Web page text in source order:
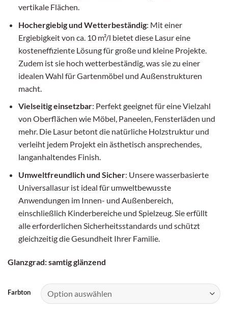
vertikale Flächen.
Hochergiebig und Wetterbeständig: Mit einer
Ergiebigkeit von ca. 10 m²/l bietet diese Lasur eine
kosteneffiziente Lösung für große und kleine Projekte.
Zudem ist sie hoch wetterbeständig, was sie zu einer
idealen Wahl für Gartenmöbel und Außenstrukturen
macht.
Vielseitig einsetzbar: Perfekt geeignet für eine Vielzahl
von Oberflächen wie Möbel, Paneelen, Fensterläden und
mehr. Die Lasur betont die natürliche Holzstruktur und
verleiht jedem Projekt ein ästhetisch ansprechendes,
langanhaltendes Finish.
Umweltfreundlich und Sicher: Unsere wasserbasierte
Universallasur ist ideal für umweltbewusste
Anwendungen im Innen- und Außenbereich,
einschließlich Kinderbereiche und Spielzeug. Sie erfüllt
alle erforderlichen Sicherheitsstandards und schützt
gleichzeitig die Gesundheit Ihrer Familie.
Glanzgrad: samtig glänzend
Farbton